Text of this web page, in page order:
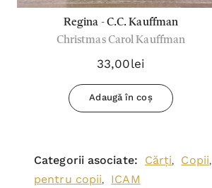
Regina - C.C. Kauffman
Christmas Carol Kauffman
33,00lei
Adaugă în coș
Categorii asociate: Cărți, Copii,
pentru copii, ICAM